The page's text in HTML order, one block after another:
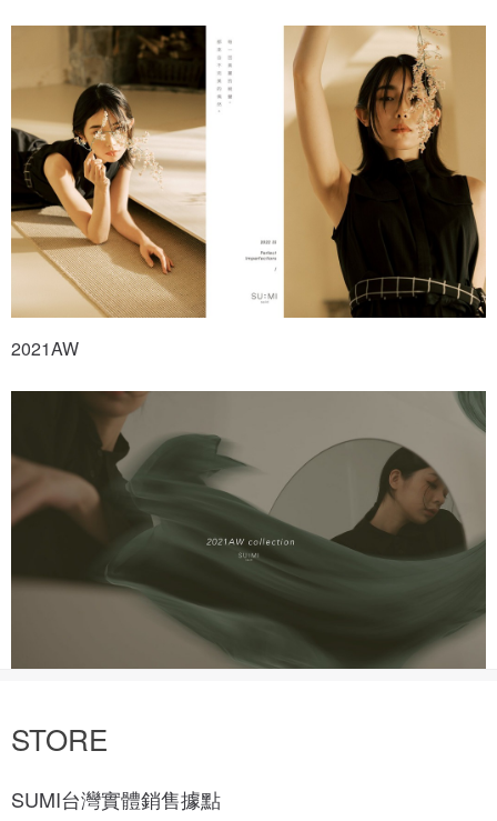
2021AW
STORE
SUMI台灣實體銷售據點